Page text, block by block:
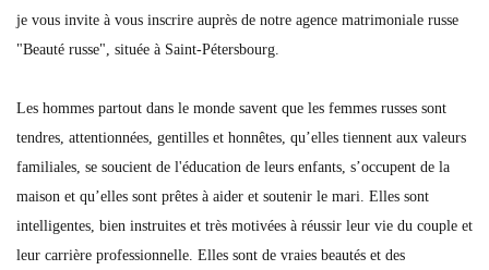
je vous invite à vous inscrire auprès de notre agence matrimoniale russe
"Beauté russe", située à Saint-Pétersbourg.
Les hommes partout dans le monde savent que les femmes russes sont
tendres, attentionnées, gentilles et honnêtes, qu’elles tiennent aux valeurs
familiales, se soucient de l'éducation de leurs enfants, s’occupent de la
maison et qu’elles sont prêtes à aider et soutenir le mari. Elles sont
intelligentes, bien instruites et très motivées à réussir leur vie du couple et
leur carrière professionnelle. Elles sont de vraies beautés et des